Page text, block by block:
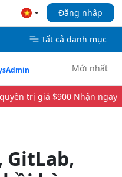
Đăng nhập
Tất cả danh mục
Mới nhất
trị giá $900 Nhận ngay
GitLab,